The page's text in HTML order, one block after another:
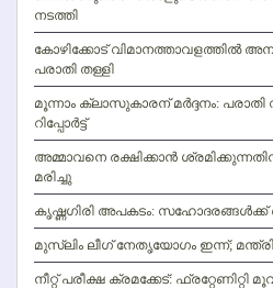
നടത്തി
കോഴിക്കോട് വിമാനത്താവളത്തില്‍
പരാതി തള്ളി
മൂന്നാം ക്ലാസുകാരന് മര്‍ദ്ദനം:
റിപ്പോര്‍ട്ട്
അമ്മാവനെ രക്ഷിക്കാന്‍
മരിച്ചു
കൃഷ്ണഗിരി അപകടം: സഹോദരങ്ങള്‍ക്ക്
മുസ്ലിം ലീഗ് നേതൃയോഗം ഇന്ന്;
നീറ്റ് പരീക്ഷ ക്രമക്കേട്: ഫ്രറ്റേണിറ്റി